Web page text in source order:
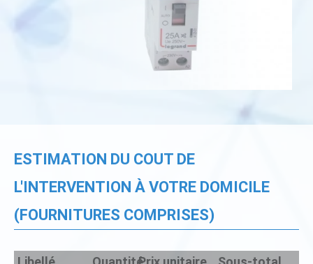
ESTIMATION DU COUT DE
L'INTERVENTION À VOTRE DOMICILE
(FOURNITURES COMPRISES)